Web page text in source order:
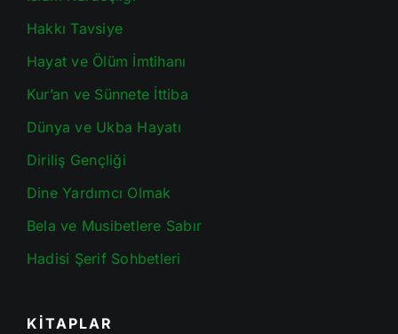
Hakkı Tavsiye
Hayat ve Ölüm İmtihanı
Kur’an ve Sünnete İttiba
Dünya ve Ukba Hayatı
Diriliş Gençliği
Dine Yardımcı Olmak
Bela ve Musibetlere Sabır
Hadisi Şerif Sohbetleri
KİTAPLAR